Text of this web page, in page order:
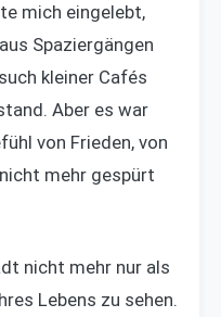
mich eingelebt,
Spaziergängen
kleiner Cafés
Aber es war
von Frieden, von
mehr gespürt
nicht mehr nur als
Lebens zu sehen.